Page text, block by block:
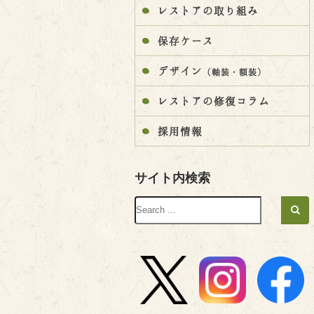
レストアの取り組み
保存ケース
デザイン （軸装・額装）
レストアの修復コラム
採用情報
サイト内検索